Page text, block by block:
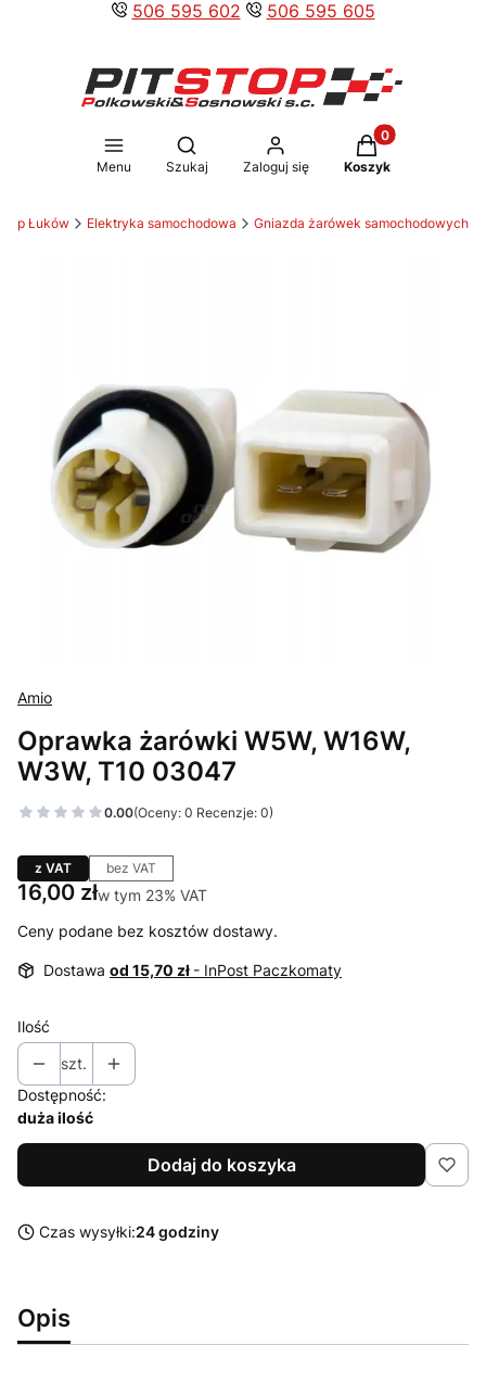
506 595 602 506 595 605
Menu
Otwórz wyszukiwarkę
Szukaj Zaloguj się
Produkty w
Koszyk
Łuków Elektryka samochodowa Gniazda żarówek samochodowych
Amio
Oprawka żarówki W5W, W16W,
W3W, T10 03047
0.00(Oceny: 0 Recenzje: 0)
z VAT bez VAT
Cena
16,00 złw tym 23% VAT
w tym 23% VAT
Ceny podane bez kosztów dostawy.
Dostawa od 15,70 zł - InPost Paczkomaty
Ilość
szt.
Dostępność:
duża ilość
Dodaj do koszyka
Czas wysyłki:24 godziny
Opis